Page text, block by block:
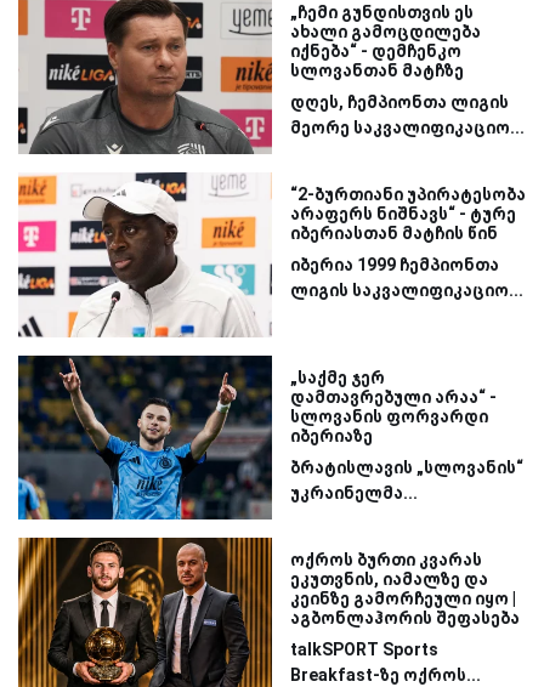
„ჩემი გუნდისთვის ეს
ახალი გამოცდილება
იქნება“ - დემჩენკო
სლოვანთან მატჩზე
დღეს, ჩემპიონთა ლიგის
მეორე საკვალიფიკაციო...
“2-ბურთიანი უპირატესობა
არაფერს ნიშნავს“ - ტურე
იბერიასთან მატჩის წინ
იბერია 1999 ჩემპიონთა
ლიგის საკვალიფიკაციო...
„საქმე ჯერ
დამთავრებული არაა“ -
სლოვანის ფორვარდი
იბერიაზე
ბრატისლავის „სლოვანის“
უკრაინელმა...
ოქროს ბურთი კვარას
ეკუთვნის, იამალზე და
კეინზე გამორჩეული იყო |
აგბონლაჰორის შეფასება
talkSPORT Sports
Breakfast-ზე ოქროს...